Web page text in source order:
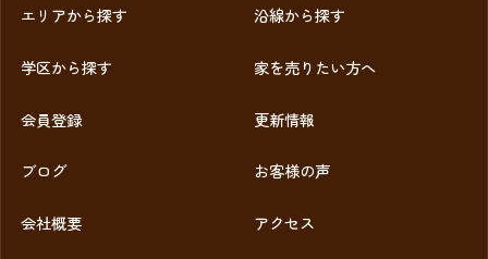
エリアから探す 沿線から探す
学区から探す 家を売りたい方へ
会員登録 更新情報
ブログ お客様の声
会社概要 アクセス